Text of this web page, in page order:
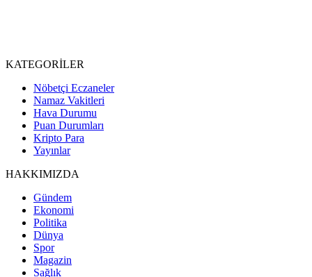
KATEGORİLER
Nöbetçi Eczaneler
Namaz Vakitleri
Hava Durumu
Puan Durumları
Kripto Para
Yayınlar
HAKKIMIZDA
Gündem
Ekonomi
Politika
Dünya
Spor
Magazin
Sağlık